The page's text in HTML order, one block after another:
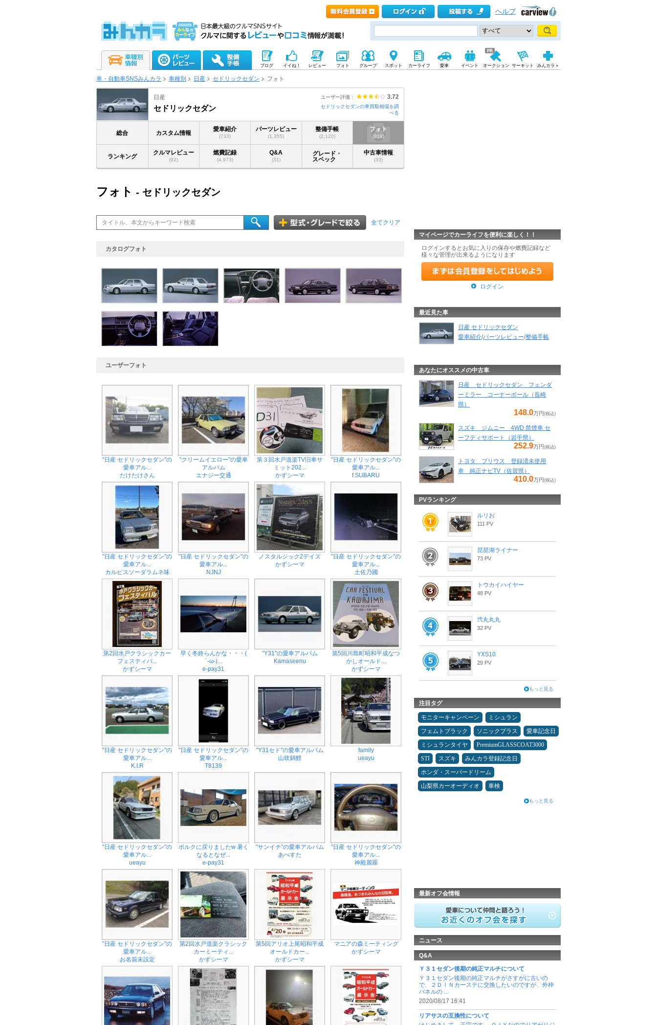
ヘルプ
ブログ イイね！ レビュー フォト グループ スポット カーライフ 愛車 イベント オークション サーキット みんカラ＋
車・自動車SNSみんカラ 車種別 日産 セドリックセダン フォト
ユーザー評価： 3.72
日産
セドリックセダン
セドリックセダンの車買取相場を調
べる
総合 カスタム情報
愛車紹介
(733)
パーツレビュー
(1,355)
整備手帳
(2,120)
フォト
(919)
ランキング
クルマレビュー
(92)
燃費記録
(4,973)
Q&A
(31)
グレード・
スペック
中古車情報
(33)
フォト - セドリックセダン
全てクリア
カタログフォト
ユーザーフォト
"日産 セドリックセダン"の
愛車アル...
たけたけさん
"クリームイエロー"の愛車
アルバム
エナジー交通
第３回水戸道楽TV旧車サ
ミット202...
かずシーマ
"日産 セドリックセダン"の
愛車アル...
f.SUBARU
"日産 セドリックセダン"の
愛車アル...
カルピスソーダラムネ味
"日産 セドリックセダン"の
愛車アル...
NJNJ
ノスタルジック2デイズ
かずシーマ
"日産 セドリックセダン"の
愛車アル...
土佐乃國
第2回水戸クラシックカー
フェスティバ...
かずシーマ
早く冬終らんかな・・・(
´-ω-)...
e-pay31
"Y31"の愛車アルバム
Kamaseenu
第5回川島町昭和平成なつ
かしオールド...
かずシーマ
"日産 セドリックセダン"の
愛車アル...
K.I.R
"日産 セドリックセダン"の
愛車アル...
T8139
"Y31セド"の愛車アルバム
山吹錦鯉
family
ueayu
"日産 セドリックセダン"の
愛車アル...
ueayu
ボルクに戻りましたw 暑く
なるとなぜ...
e-pay31
"サンイチ"の愛車アルバム
あべすた
"日産 セドリックセダン"の
愛車アル...
神殿麗羅
"日産 セドリックセダン"の
愛車アル...
お名前未設定
第2回水戸道楽クラシック
カーミーティ...
かずシーマ
第5回アリオ上尾昭和平成
オールドカー...
かずシーマ
マニアの森ミーティング
かずシーマ
マイページでカーライフを便利に楽しく！！
ログインするとお気に入りの保存や燃費記録など
様々な管理が出来るようになります
ログイン
最近見た車
日産 セドリックセダン
愛車紹介/パーツレビュー/整備手帳
あなたにオススメの中古車
日産 セドリックセダン フェンダ
ーミラー コーナーポール（長崎
県）
148.0万円 (税込)
スズキ ジムニー 4WD 禁煙車 セ
ーフティサポート（岩手県）
252.9万円 (税込)
トヨタ プリウス 登録済未使用
車 純正ナビTV（佐賀県）
410.0万円 (税込)
PVランキング
ルリお
111 PV
琵琶湖ライナー
73 PV
トウカイハイヤー
48 PV
弐丸丸丸
32 PV
YXS10
29 PV
もっと見る
注目タグ
モニターキャンペーン
ミシュラン
フェムトブラック
ソニックプラス
愛車記念日
ミシュランタイヤ
PremiumGLASSCOAT3000
STI
スズキ
みんカラ登録記念日
ホンダ・スーパードリーム
山梨県カーオーディオ
車検
もっと見る
最新オフ会情報
ニュース
Q&A
Ｙ３１セダン後期の純正マルチについて
Ｙ３１セダン後期の純正マルチがさすがに古いの
で、２ＤＩＮカーステに交換したいのですが、外枠
パネルの ...
2020/08/17 16:41
リアサスの互換性について